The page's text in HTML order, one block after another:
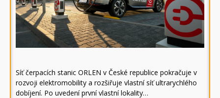
Síť čerpacích stanic ORLEN v České republice pokračuje v
rozvoji elektromobility a rozšiřuje vlastní síť ultrarychlého
dobíjení. Po uvedení první vlastní lokality…